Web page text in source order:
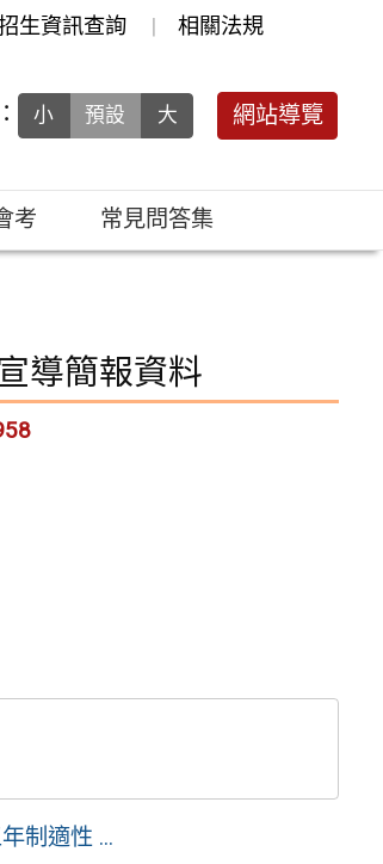
生資訊查詢 相關法規
小 預設 大 網站導覽
考 常見問答集
導簡報資料
制適性 ...